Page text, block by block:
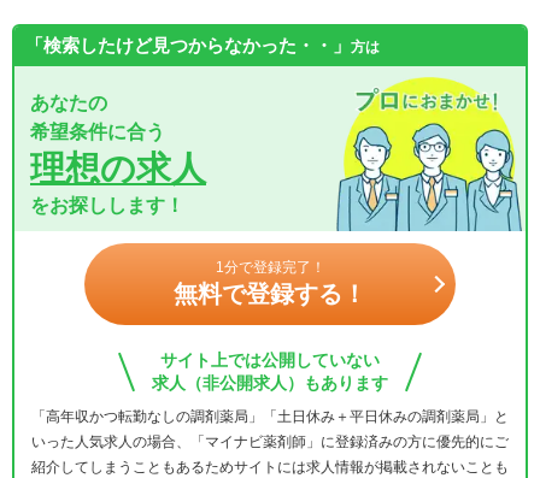
「検索したけど見つからなかった・・」 方は
あなたの
希望条件に合う
理想の求人
をお探しします！
1分で登録完了！
無料で登録する！
サイト上では公開していない
求人（非公開求人）もあります
「高年収かつ転勤なしの調剤薬局」「土日休み＋平日休みの調剤薬局」と
いった人気求人の場合、「マイナビ薬剤師」に登録済みの方に優先的にご
紹介してしまうこともあるためサイトには求人情報が掲載されないことも